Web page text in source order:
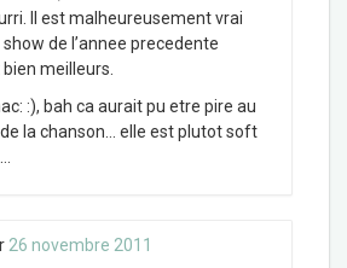
Il est malheureusement vrai
de l’annee precedente
meilleurs.
:), bah ca aurait pu etre pire au
la chanson… elle est plutot soft
26 novembre 2011